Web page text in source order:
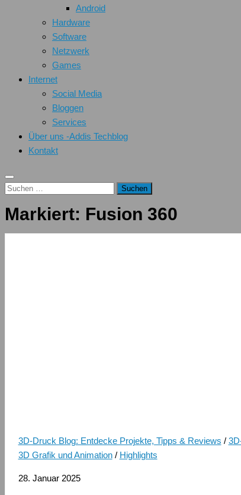
Android
Hardware
Software
Netzwerk
Games
Internet
Social Media
Bloggen
Services
Über uns -Addis Techblog
Kontakt
Suchen
Markiert: Fusion 360
3D-Druck Blog: Entdecke Projekte, Tipps & Reviews /
3D Grafik und Animation/ Highlights
28. Januar 2025